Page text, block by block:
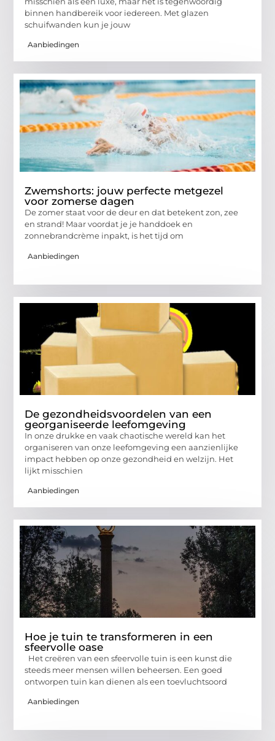
binnen handbereik voor iedereen. Met glazen
schuifwanden kun je jouw
Aanbiedingen
Zwemshorts: jouw perfecte metgezel
voor zomerse dagen
De zomer staat voor de deur en dat betekent zon, zee
en strand! Maar voordat je je handdoek en
zonnebrandcrème inpakt, is het tijd om
Aanbiedingen
De gezondheidsvoordelen van een
georganiseerde leefomgeving
In onze drukke en vaak chaotische wereld kan het
organiseren van onze leefomgeving een aanzienlijke
impact hebben op onze gezondheid en welzijn. Het
lijkt misschien
Aanbiedingen
Hoe je tuin te transformeren in een
sfeervolle oase
Het creëren van een sfeervolle tuin is een kunst die
steeds meer mensen willen beheersen. Een goed
ontworpen tuin kan dienen als een toevluchtsoord
Aanbiedingen